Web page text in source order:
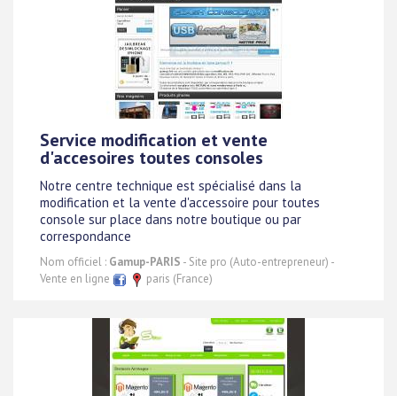
Service modification et vente
d'accesoires toutes consoles
Notre centre technique est spécialisé dans la
modification et la vente d'accessoire pour toutes
console sur place dans notre boutique ou par
correspondance
Nom officiel : Gamup-PARIS - Site pro (Auto-entrepreneur) -
Vente en ligne
paris (France)